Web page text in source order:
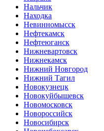
Нальчик
Находка
Невинномысск
Нефтекамск
Нефтеюганск
Нижневартовск
Нижнекамск
Нижний Новгород
Нижний Тагил
Новокузнецк
Новокуйбышевск
Новомосковск
Новороссийск
Новосибирск